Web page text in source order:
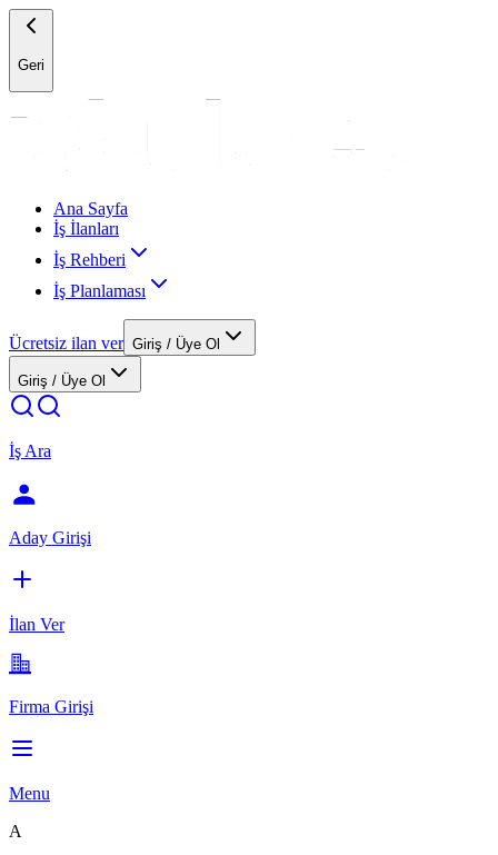
Geri
Ana Sayfa
İş İlanları
İş Rehberi
İş Planlaması
Ücretsiz ilan ver Giriş / Üye Ol
Giriş / Üye Ol
İş Ara
Aday Girişi
İlan Ver
Firma Girişi
Menu
A